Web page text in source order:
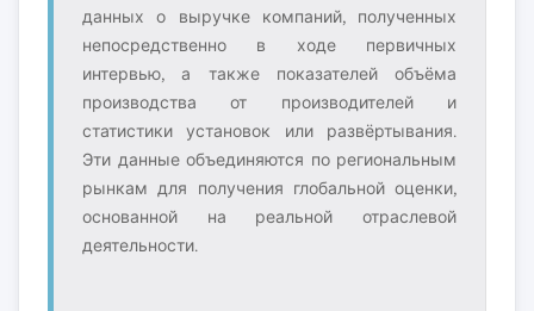
данных о выручке компаний, полученных
непосредственно в ходе первичных
интервью, а также показателей объёма
производства от производителей и
статистики установок или развёртывания.
Эти данные объединяются по региональным
рынкам для получения глобальной оценки,
основанной на реальной отраслевой
деятельности.